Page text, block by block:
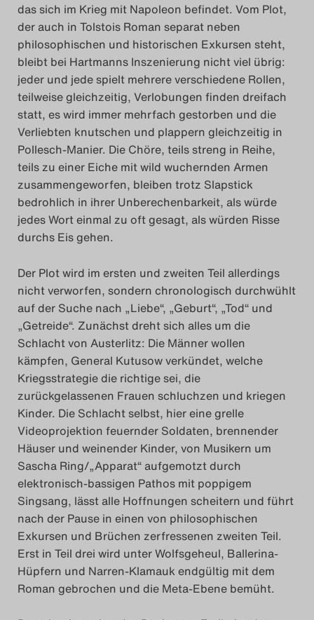
das sich im Krieg mit Napoleon befindet. Vom Plot,
der auch in Tolstois Roman separat neben
philosophischen und historischen Exkursen steht,
bleibt bei Hartmanns Inszenierung nicht viel übrig:
jeder und jede spielt mehrere verschiedene Rollen,
teilweise gleichzeitig, Verlobungen finden dreifach
statt, es wird immer mehrfach gestorben und die
Verliebten knutschen und plappern gleichzeitig in
Pollesch-Manier. Die Chöre, teils streng in Reihe,
teils zu einer Eiche mit wild wuchernden Armen
zusammengeworfen, bleiben trotz Slapstick
bedrohlich in ihrer Unberechenbarkeit, als würde
jedes Wort einmal zu oft gesagt, als würden Risse
durchs Eis gehen.
Der Plot wird im ersten und zweiten Teil allerdings
nicht verworfen, sondern chronologisch durchwühlt
auf der Suche nach „Liebe“, „Geburt“, „Tod“ und
„Getreide“. Zunächst dreht sich alles um die
Schlacht von Austerlitz: Die Männer wollen
kämpfen, General Kutusow verkündet, welche
Kriegsstrategie die richtige sei, die
zurückgelassenen Frauen schluchzen und kriegen
Kinder. Die Schlacht selbst, hier eine grelle
Videoprojektion feuernder Soldaten, brennender
Häuser und weinender Kinder, von Musikern um
Sascha Ring/„Apparat“ aufgemotzt durch
elektronisch-bassigen Pathos mit poppigem
Singsang, lässt alle Hoffnungen scheitern und führt
nach der Pause in einen von philosophischen
Exkursen und Brüchen zerfressenen zweiten Teil.
Erst in Teil drei wird unter Wolfsgeheul, Ballerina-
Hüpfern und Narren-Klamauk endgültig mit dem
Roman gebrochen und die Meta-Ebene bemüht.